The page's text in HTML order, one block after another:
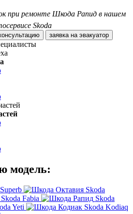
при ремонте Шкода Рапид в нашем
Skoda
заявка на эвакуатор
модель:
Skoda
Skoda Fabia
Skoda
Yeti
Skoda Kodiaq